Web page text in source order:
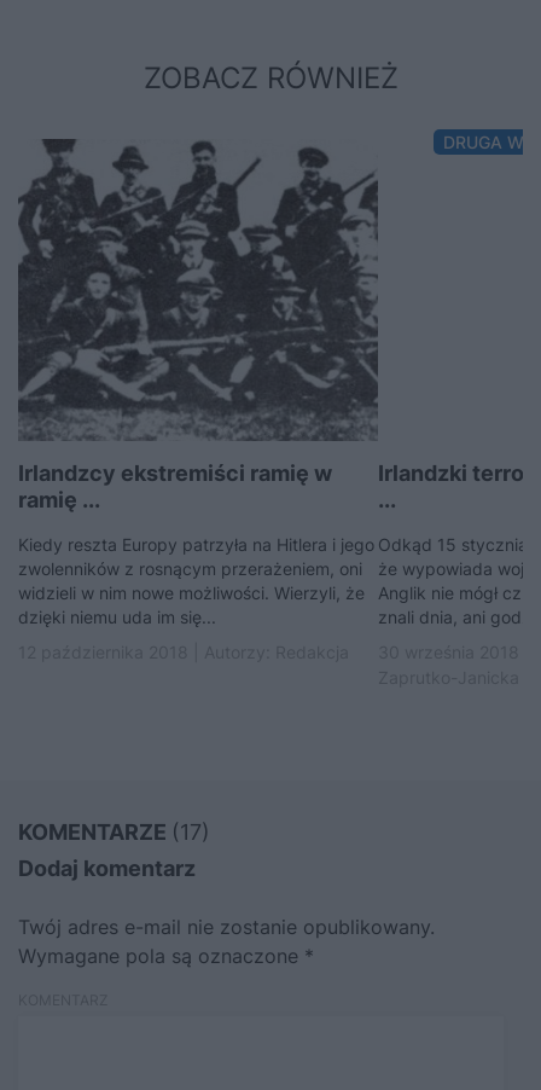
ZOBACZ RÓWNIEŻ
Irlandzcy ekstremiści ramię w
ramię ...
Kiedy reszta Europy patrzyła na Hitlera i jego
zwolenników z rosnącym przerażeniem, oni
widzieli w nim nowe możliwości. Wierzyli, że
dzięki niemu uda im się...
DRUGA
Irlandzki
...
Odkąd 15 stycznia
że wypowiada
Anglik nie mógł
znali dnia, ani
KOMENTARZE (17)
Dodaj komentarz
Twój adres e-mail nie zostanie opublikowany.
Wymagane pola są oznaczone *